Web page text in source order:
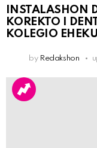
INSTALASHON
KOREKTO I
KOLEGIO
by Redakshon